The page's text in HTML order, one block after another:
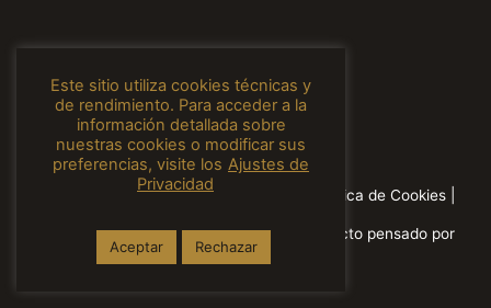
|Política de Privacidad Política de Cookies
Copyright © 2026 Estrella Morente | Proyecto pensado por
2ThinkMarketing
Este sitio utiliza cookies técnicas y
de rendimiento. Para acceder a la
información detallada sobre
nuestras cookies o modificar sus
preferencias, visite los Ajustes de
Privacidad
Aceptar Rechazar